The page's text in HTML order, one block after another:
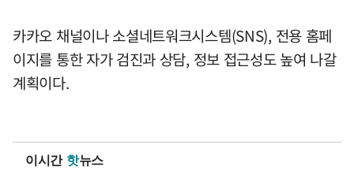
카카오 채널이나 소셜네트워크시스템(SNS), 전용 홈페
이지를 통한 자가 검진과 상담, 정보 접근성도 높여 나갈
계획이다.
이시간 핫뉴스